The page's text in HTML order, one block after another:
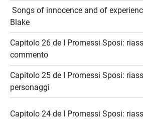
Songs of innocence and of
Blake
Capitolo 26 de I Promessi Sposi:
commento
Capitolo 25 de I Promessi Sposi:
personaggi
Capitolo 24 de I Promessi Sposi: